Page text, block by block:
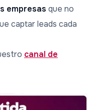
empresas que no
captar leads cada
canal de